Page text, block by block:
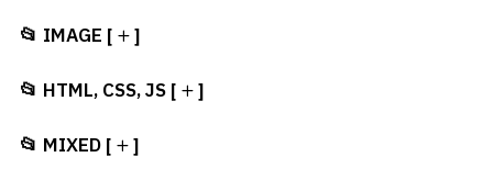
📂 IMAGE [ ]
📂 HTML, CSS, JS [ ]
📂 MIXED [ ]